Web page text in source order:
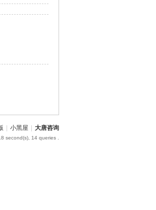
小黑屋 大唐咨询
second(s), 14 queries .